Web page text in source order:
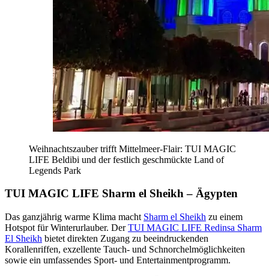
Weihnachtszauber trifft Mittelmeer-Flair: TUI MAGIC
LIFE Beldibi und der festlich geschmückte Land of
Legends Park
TUI MAGIC LIFE Sharm el Sheikh – Ägypten
Das ganzjährig warme Klima macht Sharm el Sheikh zu einem
Hotspot für Winterurlauber. DerTUI MAGIC LIFE Redinsa Sharm
El Sheikh bietet direkten Zugang zu beeindruckenden
Korallenriffen, exzellente Tauch- und Schnorchelmöglichkeiten
sowie ein umfassendes Sport- und Entertainmentprogramm.